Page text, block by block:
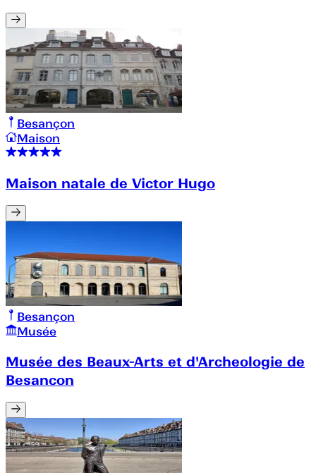
Besançon
Maison
Maison natale de Victor Hugo
Besançon
Musée
Musée des Beaux-Arts et d'Archeologie de
Besancon